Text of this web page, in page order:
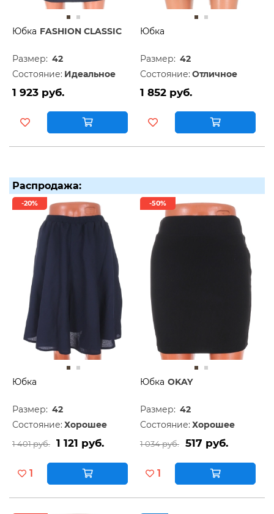
Юбка FASHION CLASSIC
Размер: 42
Состояние: Идеальное
1 923 руб.
Юбка
Размер: 42
Состояние: Отличное
1 852 руб.
Распродажа:
-20%
Юбка
Размер: 42
Состояние: Хорошее
1 401 руб. 1 121 руб.
1
-50%
Юбка OKAY
Размер: 42
Состояние: Хорошее
1 034 руб. 517 руб.
1